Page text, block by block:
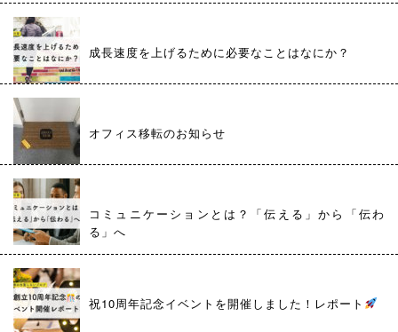
成長速度を上げるために必要なことはなにか？
オフィス移転のお知らせ
コミュニケーションとは？「伝える」から「伝わ
る」へ
祝10周年記念イベントを開催しました！レポート